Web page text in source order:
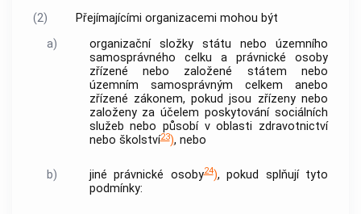
(2)
Přejímajícími organizacemi mohou být
a)
organizační složky státu nebo územního
samosprávného celku a právnické osoby
zřízené nebo založené státem nebo
územním samosprávným celkem anebo
zřízené zákonem, pokud jsou zřízeny nebo
založeny za účelem poskytování sociálních
služeb nebo působí v oblasti zdravotnictví
nebo školství23), nebo
b) jiné právnické osoby24), pokud splňují tyto
podmínky: